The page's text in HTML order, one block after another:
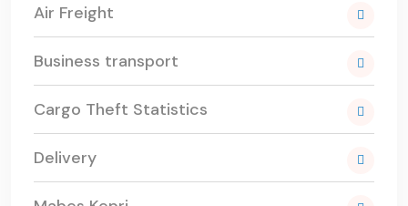
Air Freight
Business transport
Cargo Theft Statistics
Delivery